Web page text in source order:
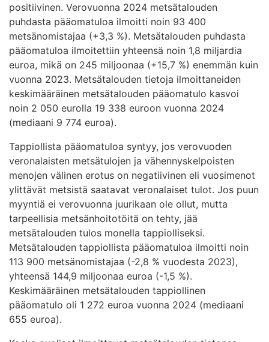
positiivinen. Verovuonna 2024 metsätalouden
puhdasta pääomatuloa ilmoitti noin 93 400
metsänomistajaa (+3,3 %). Metsätalouden puhdasta
pääomatuloa ilmoitettiin yhteensä noin 1,8 miljardia
euroa, mikä on 245 miljoonaa (+15,7 %) enemmän kuin
vuonna 2023. Metsätalouden tietoja ilmoittaneiden
keskimääräinen metsätalouden pääomatulo kasvoi
noin 2 050 eurolla 19 338 euroon vuonna 2024
(mediaani 9 774 euroa).
Tappiollista pääomatuloa syntyy, jos verovuoden
veronalaisten metsätulojen ja vähennyskelpoisten
menojen välinen erotus on negatiivinen eli vuosimenot
ylittävät metsistä saatavat veronalaiset tulot. Jos puun
myyntiä ei verovuonna juurikaan ole ollut, mutta
tarpeellisia metsänhoitotöitä on tehty, jää
metsätalouden tulos monella tappiolliseksi.
Metsätalouden tappiollista pääomatuloa ilmoitti noin
113 900 metsänomistajaa (-2,8 % vuodesta 2023),
yhteensä 144,9 miljoonaa euroa (-1,5 %).
Keskimääräinen metsätalouden tappiollinen
pääomatulo oli 1 272 euroa vuonna 2024 (mediaani
655 euroa).